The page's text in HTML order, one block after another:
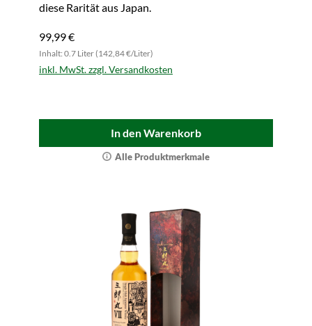
diese Rarität aus Japan.
99,99 €
Inhalt: 0.7 Liter (142,84 €/Liter)
inkl. MwSt. zzgl. Versandkosten
In den Warenkorb
Alle Produktmerkmale